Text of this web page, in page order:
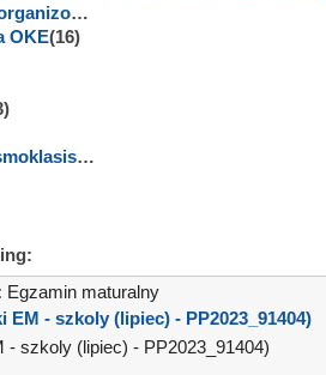
Procedury organizowania i przeprowadzania egzaminu
OKE(16)
Egzamin ósmoklasisty(111)
Egzamin maturalny
EM - szkoly (lipiec) - PP2023_91404)
- szkoly (lipiec) - PP2023_91404)